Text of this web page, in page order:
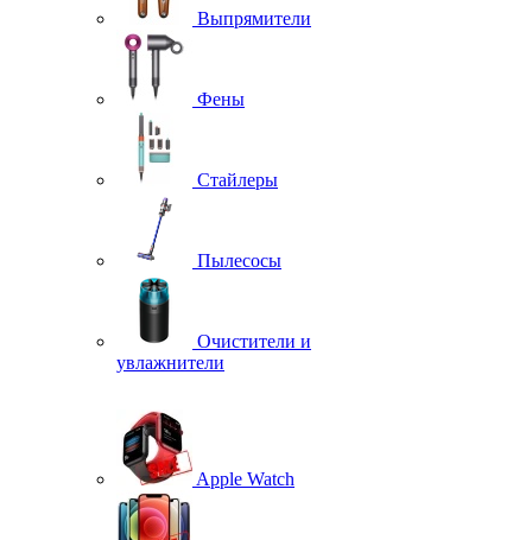
Выпрямители
Фены
Стайлеры
Пылесосы
Очистители и
увлажнители
Apple Watch